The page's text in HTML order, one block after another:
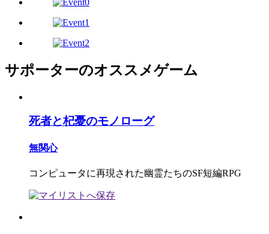
サポーターのオススメゲーム
死者と杞憂のモノローグ
無関心
コンピュータに再現された幽霊たちのSF短編RPG